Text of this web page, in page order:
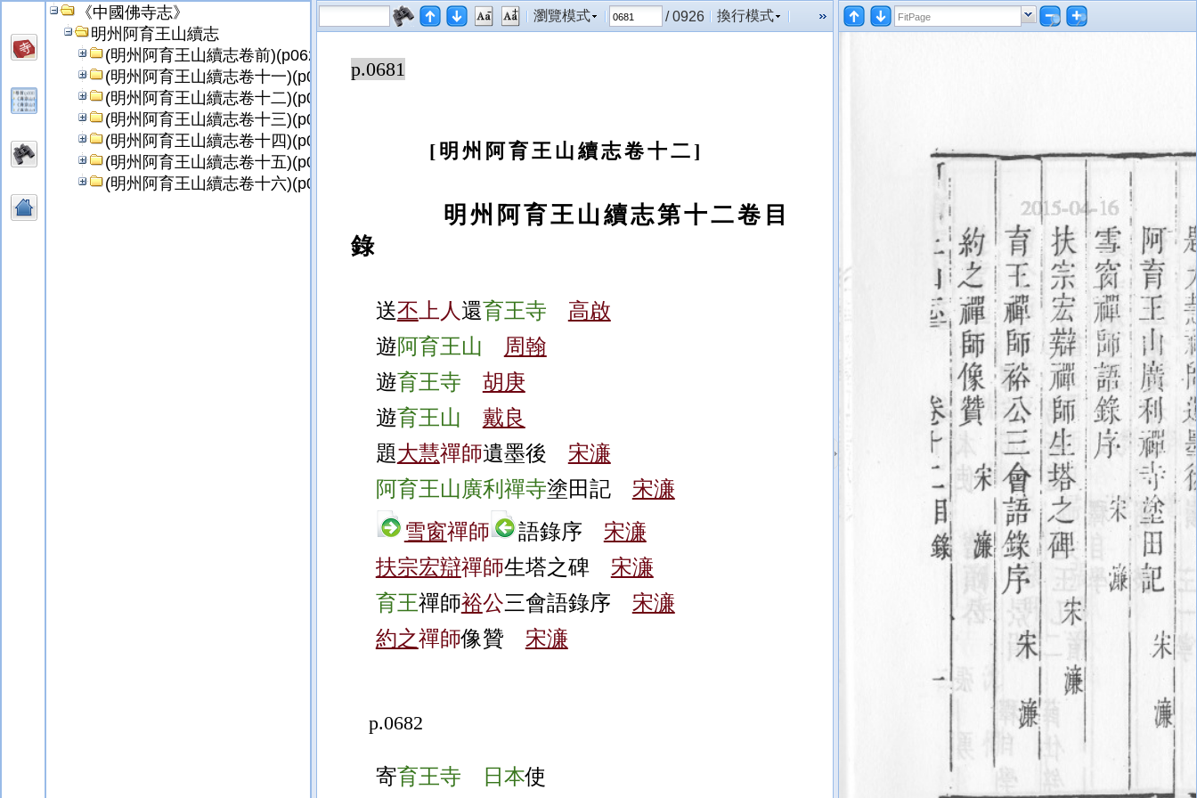
《中國佛寺志》
明州阿育王山續志
(明州阿育王山續志卷前)(p0629)
(明州阿育王山續志卷十一)(p0631)
(明州阿育王山續志卷十二)(p0681)
(明州阿育王山續志卷十三)(p0735)
(明州阿育王山續志卷十四)(p0779)
(明州阿育王山續志卷十五)(p0825)
(明州阿育王山續志卷十六)(p0885)
瀏覽模式 / 0926 換行模式
p.0681
明州阿育王山續志卷十二
明州阿育王山續志第十二卷目
錄
送丕 上人還育王寺
高啟
遊阿育王山
周翰
遊育王寺
胡庚
遊育王山
戴良
題大慧禪師遺墨後 宋濓
阿育王山廣利禪寺塗田記 宋濓
雪窗禪師 語錄序 宋濓
扶宗宏辯禪師生塔之碑 宋濓
育王禪師裕公三會語錄序 宋濓
約之禪師像贊 宋濓
p.0682
寄育王寺 日本使